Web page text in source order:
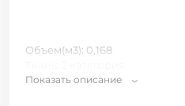
Объем(м3): 0,168
Показать описание